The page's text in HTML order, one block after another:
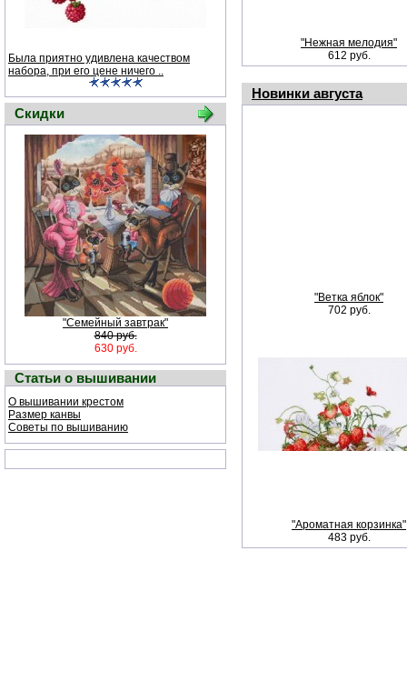
Была приятно удивлена качеством
набора, при его цене ничего ..
Скидки
"Семейный завтрак"
840 руб.
630 руб.
Статьи о вышивании
О вышивании крестом
Размер канвы
Советы по вышиванию
"Нежная мелодия"
612 руб.
Новинки августа
"Ветка яблок"
702 руб.
"Ароматная корзинка"
483 руб.